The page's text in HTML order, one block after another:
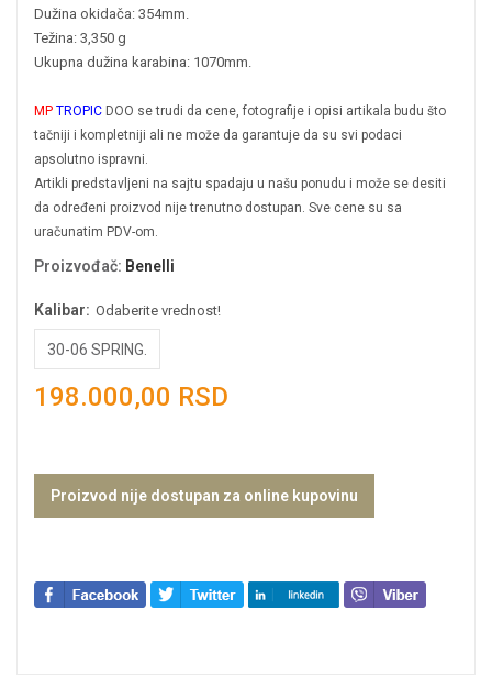
Dužina okidača: 354mm.
Težina: 3,350 g
Ukupna dužina karabina: 1070mm.
MP TROPIC DOO se trudi da cene, fotografije i opisi artikala budu što
tačniji i kompletniji ali ne može da garantuje da su svi podaci
apsolutno ispravni.
Artikli predstavljeni na sajtu spadaju u našu ponudu i može se desiti
da određeni proizvod nije trenutno dostupan. Sve cene su sa
uračunatim PDV-om.
Proizvođač: Benelli
Kalibar: Odaberite vrednost!
30-06 SPRING.
198.000,00 RSD
Proizvod nije dostupan za online kupovinu